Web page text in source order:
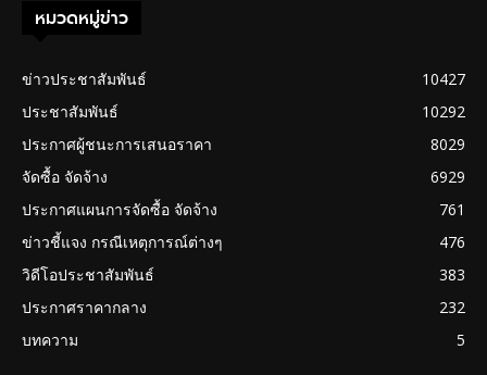
หมวดหมู่ข่าว
ข่าวประชาสัมพันธ์
10427
ประชาสัมพันธ์
10292
ประกาศผู้ชนะการเสนอราคา
8029
จัดซื้อ จัดจ้าง
6929
ประกาศแผนการจัดซื้อ จัดจ้าง
761
ข่าวชี้แจง กรณีเหตุการณ์ต่างๆ
476
วิดีโอประชาสัมพันธ์
383
ประกาศราคากลาง
232
บทความ
5